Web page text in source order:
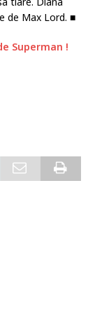
de Max Lord. ■
Superman !